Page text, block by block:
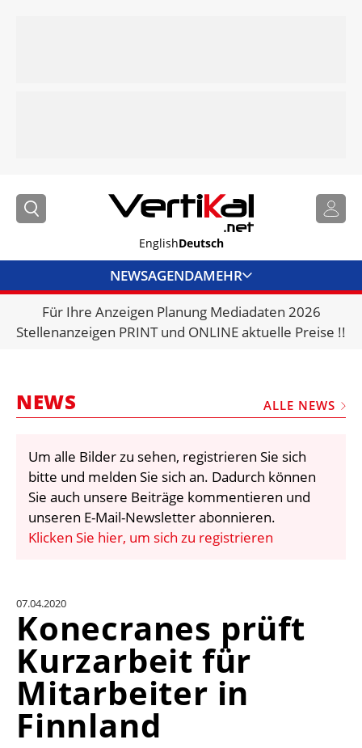
EnglishDeutsch
NEWSAGENDAMEHR
BRANCHENLINKS
VERMIETER
VIDEOS
BIBLIOTHEK
KRAN & BÜHNE
KONTAKT
Für Ihre Anzeigen Planung Mediadaten 2026
Stellenanzeigen PRINT und ONLINE aktuelle Preise !!
NEWS ALLE NEWS
Um alle Bilder zu sehen, registrieren Sie sich
bitte und melden Sie sich an. Dadurch können
Sie auch unsere Beiträge kommentieren und
unseren E-Mail-Newsletter abonnieren.
Klicken Sie hier, um sich zu registrieren
07.04.2020
Konecranes prüft
Kurzarbeit für
Mitarbeiter in
Finnland